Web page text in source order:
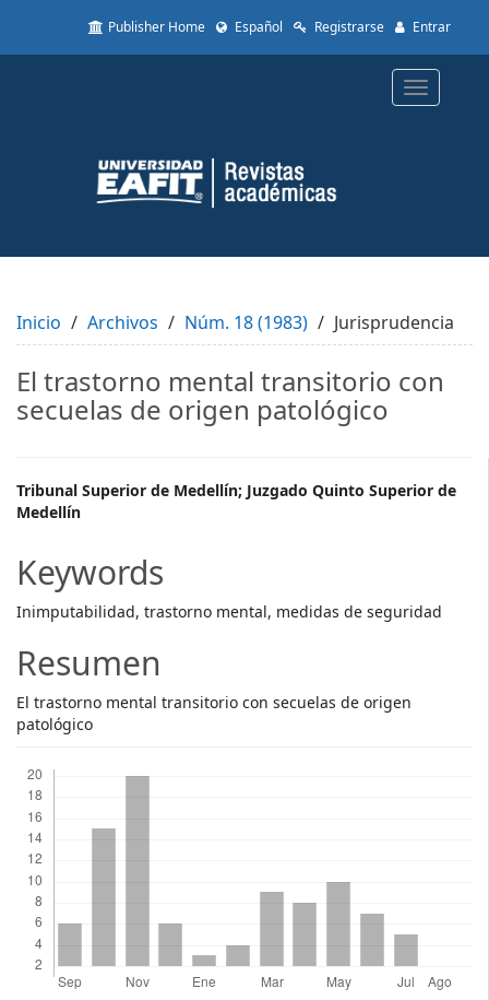
to
Content
Sidebar
Publisher Home Español Registrarse Entrar
Toggle
Inicio Archivos Núm. 18 (1983) Jurisprudencia
El trastorno mental transitorio con
secuelas de origen patológico
Main
Article
Content
Tribunal Superior de Medellín; Juzgado Quinto Superior de
Medellín
Keywords
Inimputabilidad, trastorno mental, medidas de seguridad
Resumen
El trastorno mental transitorio con secuelas de origen
patológico